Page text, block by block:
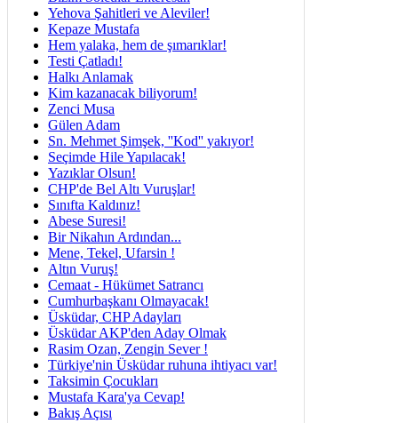
Yehova Şahitleri ve Aleviler!
Kepaze Mustafa
Hem yalaka, hem de şımarıklar!
Testi Çatladı!
Halkı Anlamak
Kim kazanacak biliyorum!
Zenci Musa
Gülen Adam
Sn. Mehmet Şimşek, ''Kod'' yakıyor!
Seçimde Hile Yapılacak!
Yazıklar Olsun!
CHP'de Bel Altı Vuruşlar!
Sınıfta Kaldınız!
Abese Suresi!
Bir Nikahın Ardından...
Mene, Tekel, Ufarsin !
Altın Vuruş!
Cemaat - Hükümet Satrancı
Cumhurbaşkanı Olmayacak!
Üsküdar, CHP Adayları
Üsküdar AKP'den Aday Olmak
Rasim Ozan, Zengin Sever !
Türkiye'nin Üsküdar ruhuna ihtiyacı var!
Taksimin Çocukları
Mustafa Kara'ya Cevap!
Bakış Açısı